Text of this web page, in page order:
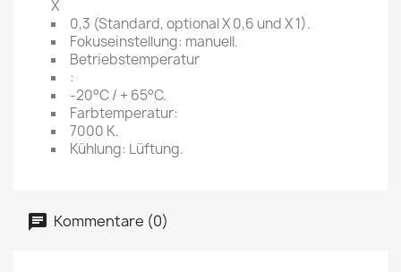
X
0,3 (Standard, optional X 0,6 und X 1).
Fokuseinstellung: manuell.
Betriebstemperatur
:
-20°C / + 65°C.
Farbtemperatur:
7000 K.
Kühlung: Lüftung.
Kommentare (0)